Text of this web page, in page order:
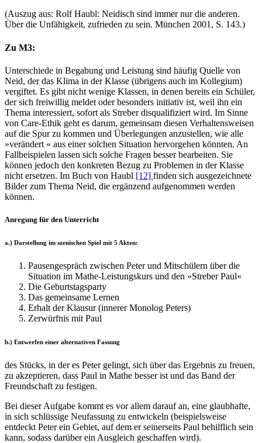
(Auszug aus: Rolf Haubl: Neidisch sind immer nur die anderen.
Über die Unfähigkeit, zufrieden zu sein. München 2001, S. 143.)
Zu M3:
Unterschiede in Begabung und Leistung sind häufig Quelle von
Neid, der das Klima in der Klasse (übrigens auch im Kollegium)
vergiftet. Es gibt nicht wenige Klassen, in denen bereits ein Schüler,
der sich freiwillig meldet oder besonders initiativ ist, weil ihn ein
Thema interessiert, sofort als Streber disqualifiziert wird. Im Sinne
von Care-Ethik geht es darum, gemeinsam diesen Verhaltensweisen
auf die Spur zu kommen und Überlegungen anzustellen, wie alle
»verändert « aus einer solchen Situation hervorgehen könnten. An
Fallbeispielen lassen sich solche Fragen besser bearbeiten. Sie
können jedoch den konkreten Bezug zu Problemen in der Klasse
nicht ersetzen. Im Buch von Haubl [12] finden sich ausgezeichnete
Bilder zum Thema Neid, die ergänzend aufgenommen werden
können.
Anregung für den Unterricht
a.) Darstellung im szenischen Spiel mit 5 Akten:
Pausengespräch zwischen Peter und Mitschülern über die
Situation im Mathe-Leistungskurs und den »Streber Paul«
Die Geburtstagsparty
Das gemeinsame Lernen
Erhalt der Klausur (innerer Monolog Peters)
Zerwürfnis mit Paul
b.) Entwerfen einer alternativen Fassung
des Stücks, in der es Peter gelingt, sich über das Ergebnis zu freuen,
zu akzeptieren, dass Paul in Mathe besser ist und das Band der
Freundschaft zu festigen.
Bei dieser Aufgabe kommt es vor allem darauf an, eine glaubhafte,
in sich schlüssige Neufassung zu entwickeln (beispielsweise
entdeckt Peter ein Gebiet, auf dem er seinerseits Paul behilflich sein
kann, sodass darüber ein Ausgleich geschaffen wird).